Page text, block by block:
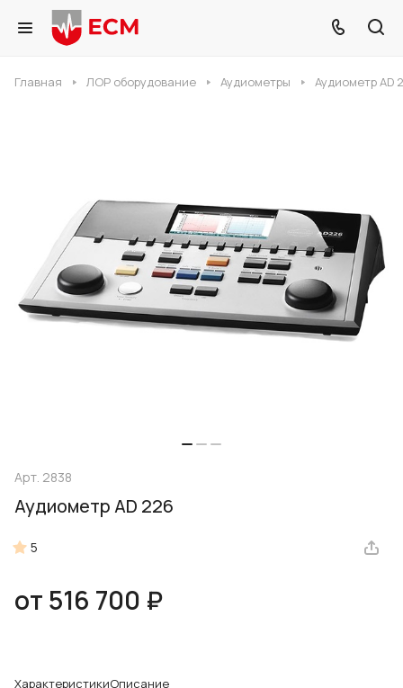
Главная ЛОР оборудование Аудиометры Аудиометр AD
Арт. 2838
Аудиометр AD 226
5
от 516 700 ₽
ХарактеристикиОписание